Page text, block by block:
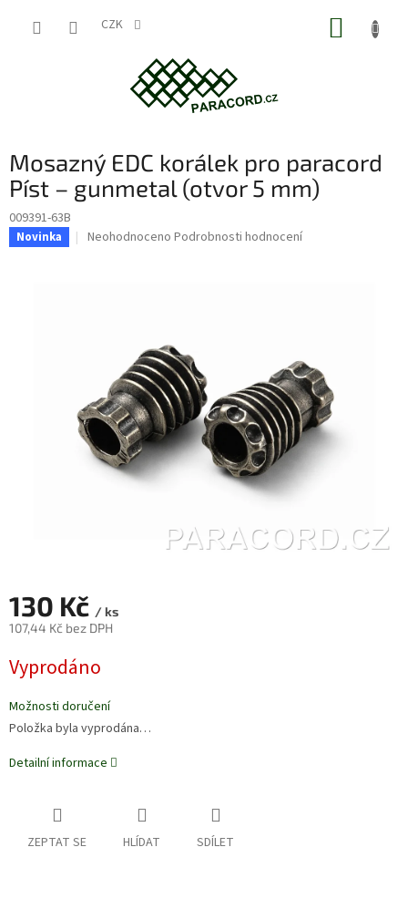
CZK
Mosazný EDC korálek pro paracord
Píst – gunmetal (otvor 5 mm)
009391-63B
Novinka
Průměrné
hvězdiček.
Neohodnoceno Podrobnosti hodnocení
130 Kč / ks
107,44 Kč bez DPH
cena:
Vyprodáno
Možnosti doručení
Položka byla vyprodána…
Detailní informace
ZEPTAT SE HLÍDAT SDÍLET